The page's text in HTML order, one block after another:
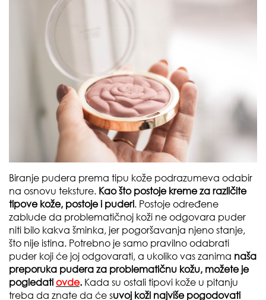
Biranje pudera prema tipu kože podrazumeva odabir
na osnovu teksture. Kao što postoje kreme za različite
tipove kože, postoje i puderi. Postoje određene
zablude da problematičnoj koži ne odgovara puder
niti bilo kakva šminka, jer pogoršavanja njeno stanje,
što nije istina. Potrebno je samo pravilno odabrati
puder koji će joj odgovarati, a ukoliko vas zanima naša
preporuka pudera za problematičnu kožu, možete je
pogledatiovde. Kada su ostali tipovi kože u pitanju
treba da znate da će suvoj koži najviše pogodovati